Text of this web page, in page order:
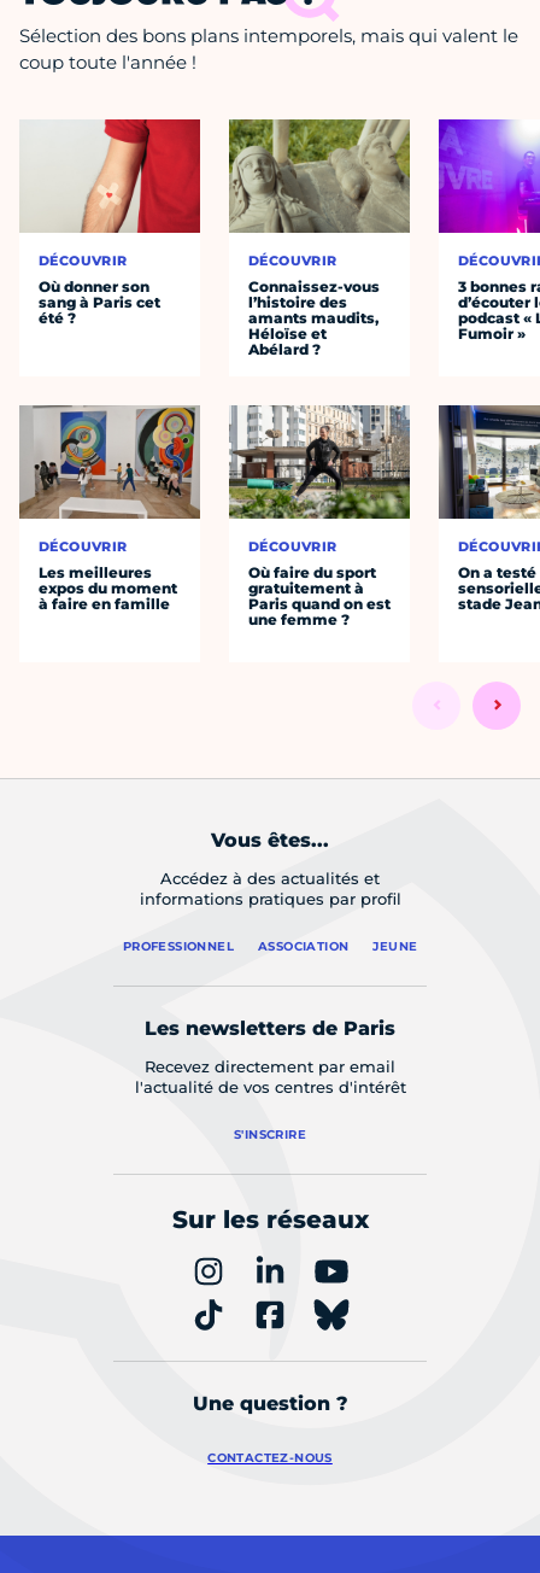
Sélection des bons plans intemporels, mais qui valent le
coup toute l'année !
DÉCOUVRIR
Où donner son
sang à Paris cet
été ?
DÉCOUVRIR
Les meilleures
expos du moment
à faire en famille
DÉCOUVRIR
Connaissez-vous
l’histoire des
amants maudits,
Héloïse et
Abélard ?
DÉCOUVRIR
Où faire du sport
gratuitement à
Paris quand on est
une femme ?
3 bonnes
d’écouter
podcast «
Fumoir »
On a
stade
Vous êtes...
Accédez à des actualités et
informations pratiques par profil
PROFESSIONNEL ASSOCIATION JEUNE
Les newsletters de Paris
Recevez directement par email
l'actualité de vos centres d'intérêt
S'INSCRIRE
Sur les réseaux
Une question ?
CONTACTEZ-NOUS